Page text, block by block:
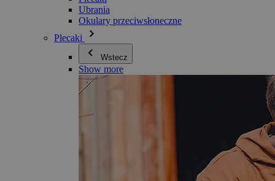
Ubrania
Okulary przeciwsłoneczne
Plecaki
Wstecz
Show more